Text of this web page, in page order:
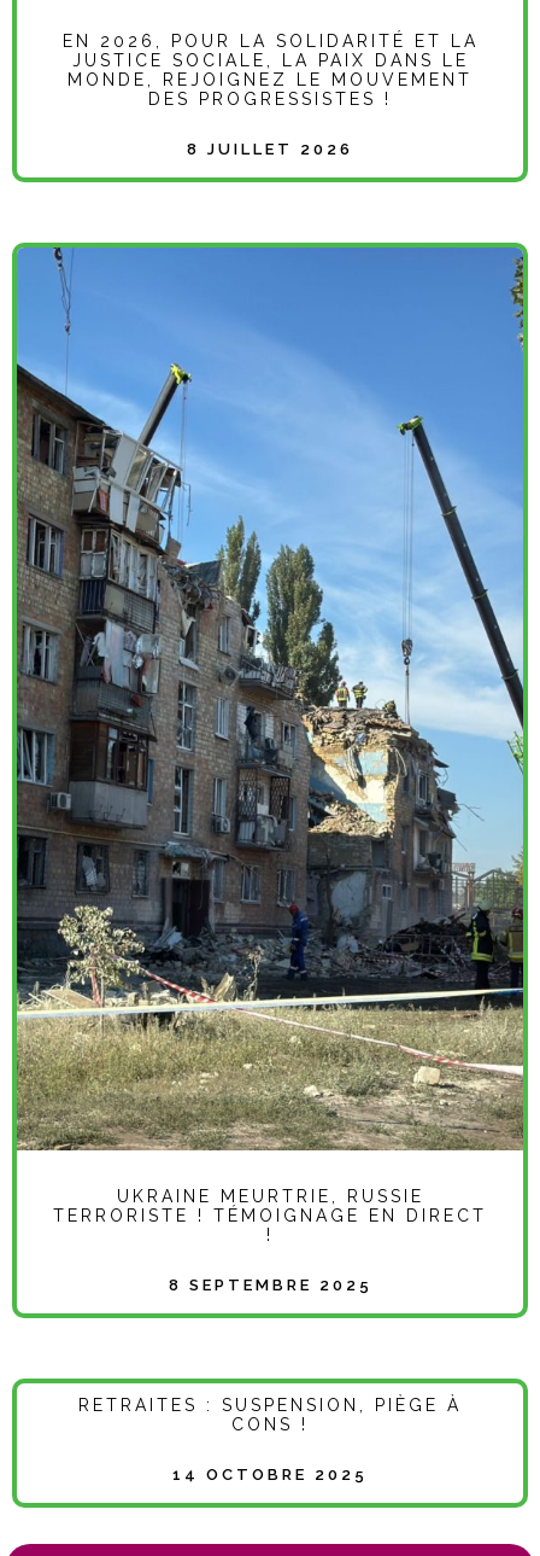
EN 2026, POUR LA SOLIDARITÉ ET LA
JUSTICE SOCIALE, LA PAIX DANS LE
MONDE, REJOIGNEZ LE MOUVEMENT
DES PROGRESSISTES !
8 JUILLET 2026
UKRAINE MEURTRIE, RUSSIE
TERRORISTE ! TÉMOIGNAGE EN DIRECT
!
8 SEPTEMBRE 2025
RETRAITES : SUSPENSION, PIÈGE À
CONS !
14 OCTOBRE 2025